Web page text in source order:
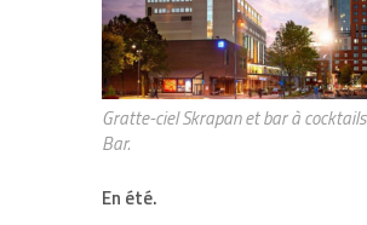
Gratte-ciel Skrapan et bar à
Bar.
En été.